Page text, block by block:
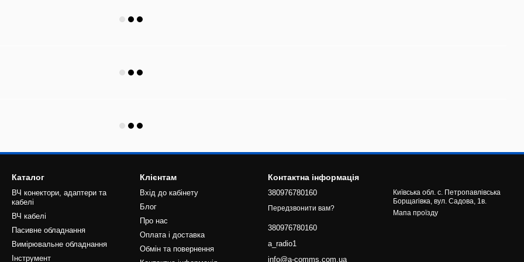
Каталог
ВЧ конектори, адаптери та
кабелі
ВЧ кабелі
Пасивне обладнання
Вимірювальне обладнання
Інструмент
Клієнтам
Вхід до кабінету
Блог
Про нас
Оплата і доставка
Обмін та повернення
Контактна інформація
380976780160
Передзвонити вам?
380976780160
a_radio1
info@a-comms.com.ua
Київська обл. с. Петропавлівська
Борщагівка, вул. Садова, 1в.
Мапа проїзду